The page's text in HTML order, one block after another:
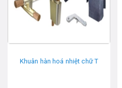
Khuân hàn hoá nhiệt chữ T